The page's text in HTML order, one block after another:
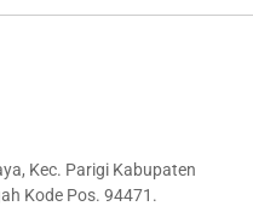
Kec. Parigi Kabupaten
Kode Pos. 94471.